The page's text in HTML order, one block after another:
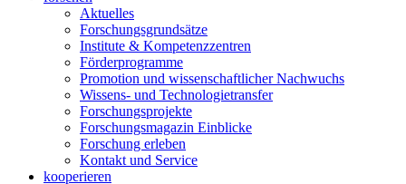
Aktuelles
Forschungsgrundsätze
Institute & Kompetenzzentren
Förderprogramme
Promotion und wissenschaftlicher Nachwuchs
Wissens- und Technologietransfer
Forschungsprojekte
Forschungsmagazin Einblicke
Forschung erleben
Kontakt und Service
kooperieren